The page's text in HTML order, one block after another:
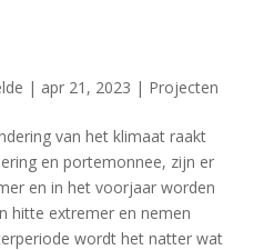
| apr 21, 2023 | Projecten
van het klimaat raakt
en portemonnee, zijn er
en in het voorjaar worden
hitte extremer en nemen
wordt het natter wat